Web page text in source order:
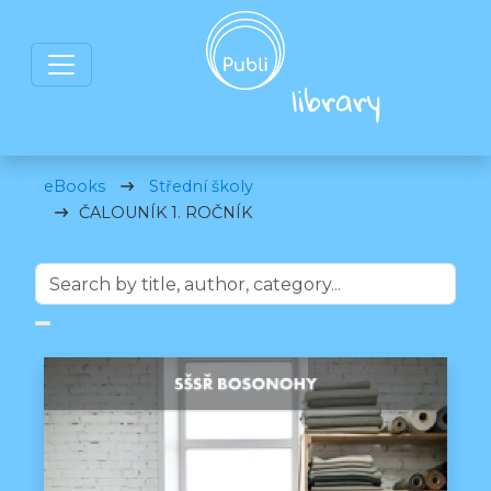
eBooks
Střední školy
ČALOUNÍK 1. ROČNÍK